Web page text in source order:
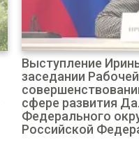
Выступление
заседании
сфере развития
Федерального
Российской